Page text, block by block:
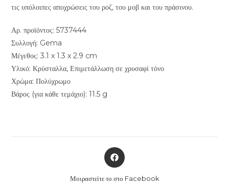
τις υπόλοιπες αποχρώσεις του ροζ, του μοβ και του πράσινου.
Αρ. προϊόντος: 5737444
Συλλογή: Gema
Μέγεθος: 3.1 x 1.3 x 2.9 cm
Υλικό: Κρύσταλλα, Επιμετάλλωση σε χρυσαφί τόνο
Χρώμα: Πολύχρωμο
Βάρος (για κάθε τεμάχιο): 11.5 g
Opens
in
Μοιραστείτε το στο Facebook